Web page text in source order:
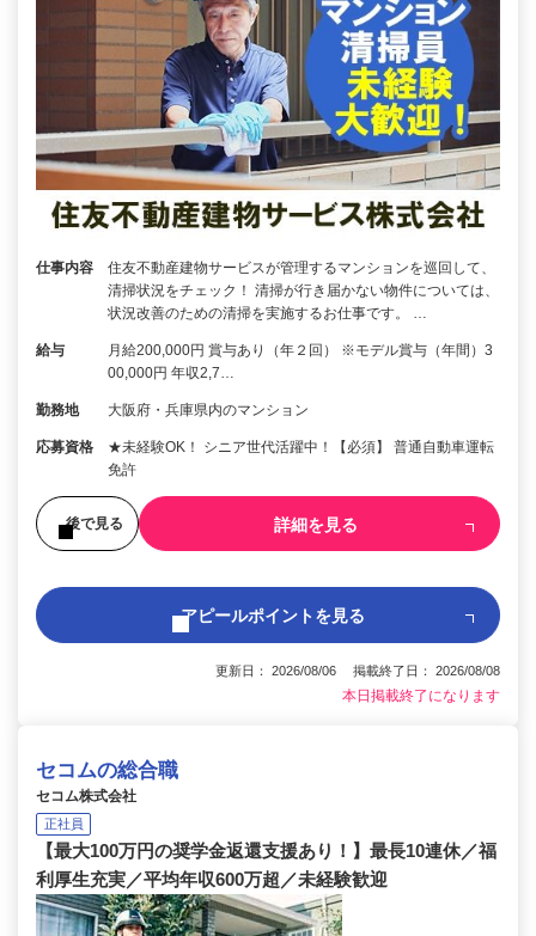
仕事内容
住友不動産建物サービスが管理するマンションを巡回して、
清掃状況をチェック！ 清掃が行き届かない物件については、
状況改善のための清掃を実施するお仕事です。 …
給与
月給200,000円 賞与あり（年２回） ※モデル賞与（年間）3
00,000円 年収2,7…
勤務地 大阪府・兵庫県内のマンション
応募資格
★未経験OK！ シニア世代活躍中！【必須】 普通自動車運転
免許
後で見る 詳細を見る
アピールポイントを見る
更新日： 2026/08/06 掲載終了日： 2026/08/08
本日掲載終了になります
セコムの総合職
セコム株式会社
正社員
【最大100万円の奨学金返還支援あり！】最長10連休／福
利厚生充実／平均年収600万超／未経験歓迎